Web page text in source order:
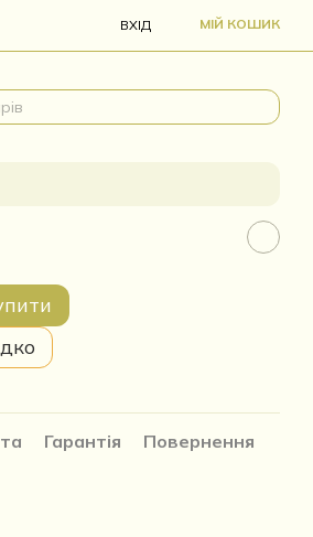
ВХІД МІЙ КОШИК
Гарантія Повернення